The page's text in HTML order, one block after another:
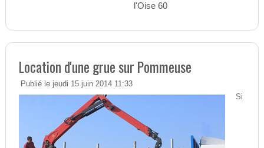
l'Oise 60
Location d'une grue sur Pommeuse
Publié le jeudi 15 juin 2014 11:33
Si